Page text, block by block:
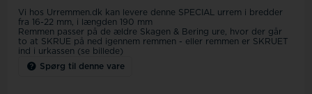
Vi hos Urremmen.dk kan levere denne SPECIAL urrem i bredder
fra 16-22 mm, i længden 190 mm
Remmen passer på de ældre Skagen & Bering ure, hvor der går
to at SKRUE på ned igennem remmen - eller remmen er SKRUET
ind i urkassen (se billede)
Spørg til denne vare